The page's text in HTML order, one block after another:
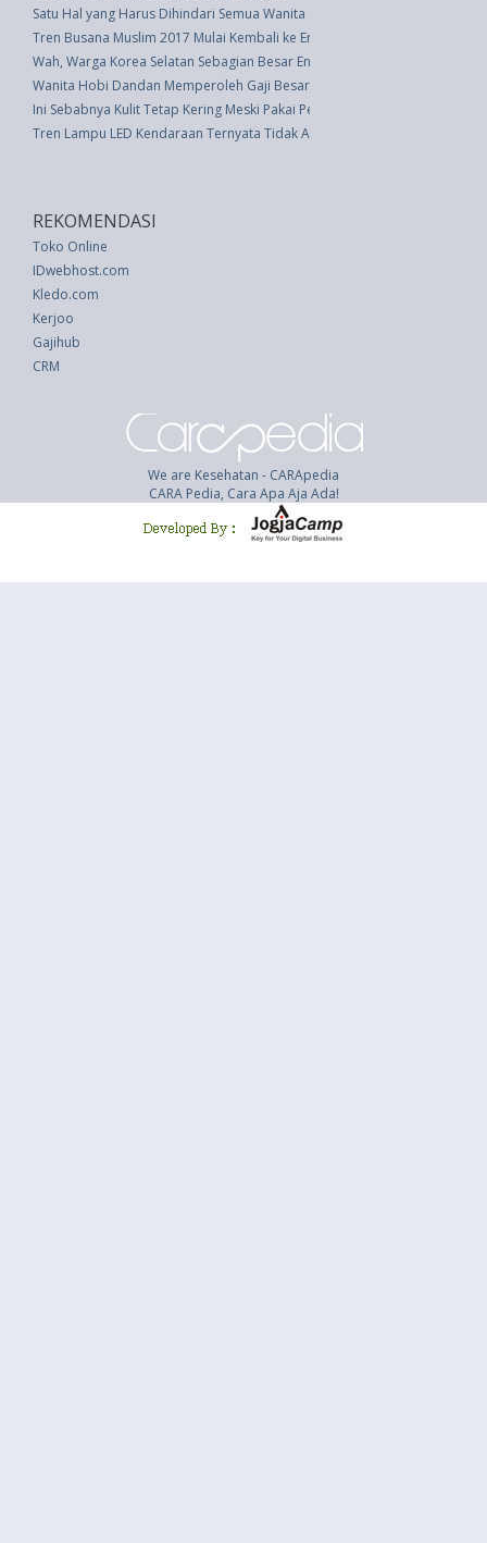
Satu Hal yang Harus Dihindari Semua Wanita dengan Rambut Tipis
Tren Busana Muslim 2017 Mulai Kembali ke Era Bohemian
Wah, Warga Korea Selatan Sebagian Besar Enggan Menikah
Wanita Hobi Dandan Memperoleh Gaji Besar, Benarkah
Ini Sebabnya Kulit Tetap Kering Meski Pakai Pelembab
Tren Lampu LED Kendaraan Ternyata Tidak Aman
REKOMENDASI
Toko Online
IDwebhost.com
Kledo.com
Kerjoo
Gajihub
CRM
We are Kesehatan - CARApedia
CARA Pedia, Cara Apa Aja Ada!